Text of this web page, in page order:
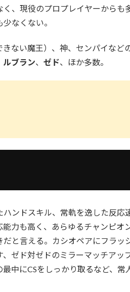
、現役のプロプレイヤーからも
少なくない。
ない魔王）、神、センパイなど
ルブラン、 ゼド、ほか多数。
ンドスキル、常軌を逸した反応
力も高く、あらゆるチャンピオ
と言える。カシオペアにフラッ
ゼド対ゼドのミラーマッチアッ
中にCSをしっかり取るなど、